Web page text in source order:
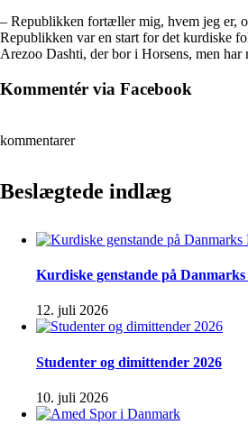
– Republikken fortæller mig, hvem jeg er,
Republikken var en start for det kurdiske
Arezoo Dashti, der bor i Horsens, men har
Kommentér via Facebook
kommentarer
Beslægtede indlæg
Kurdiske genstande på
12. juli 2026
Studenter og dimittender 2026
10. juli 2026